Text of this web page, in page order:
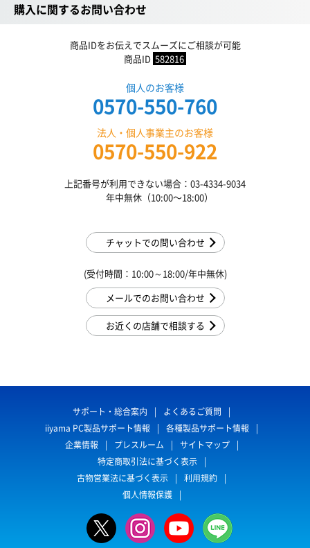
購入に関するお問い合わせ
商品IDをお伝えでスムーズにご相談が可能
商品ID 582816
個人のお客様
0570-550-760
法人・個人事業主のお客様
0570-550-922
上記番号が利用できない場合：03-4334-9034
年中無休（10:00〜18:00）
チャットでの問い合わせ
(受付時間：10:00～18:00/年中無休)
メールでのお問い合わせ
お近くの店舗で相談する
サポート・総合案内
よくあるご質問
iiyama PC製品サポート情報
各種製品サポート情報
企業情報
プレスルーム
サイトマップ
特定商取引法に基づく表示
古物営業法に基づく表示
利用規約
個人情報保護